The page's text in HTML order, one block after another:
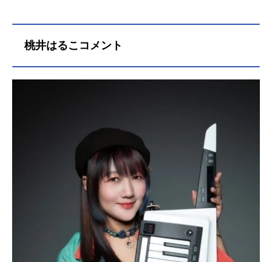
桃井はるこコメント